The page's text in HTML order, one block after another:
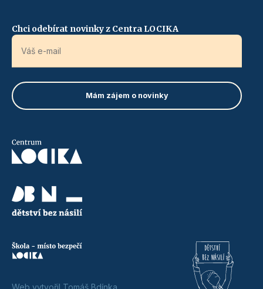
Chci odebírat novinky z Centra LOCIKA
Web vytvořil Tomáš Bdínka